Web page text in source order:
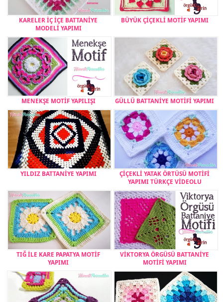
KARELER İÇ İÇE BATTANİYE
MODELİ YAPIMI
BÜYÜK ÇİÇEKLİ MOTİF YAPIMI
MENEKŞE MOTİF YAPILIŞI GÜLLÜ BATTANİYE MOTİFİ YAPIMI
YILDIZ BATTANİYE YAPIMI
ÇİÇEKLİ YATAK ÖRTÜSÜ MOTİFİ
YAPIMI TÜRKÇE VİDEOLU
TIĞ İLE KARE PAPATYA MOTİF
YAPIMI
VİKTORYA ÖRGÜSÜ BATTANİYE
MOTİFİ YAPIMI